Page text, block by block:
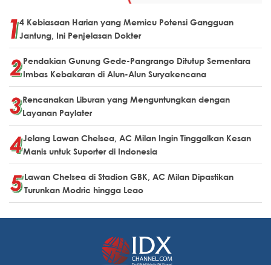
4 Kebiasaan Harian yang Memicu Potensi Gangguan
Jantung, Ini Penjelasan Dokter
Pendakian Gunung Gede-Pangrango Ditutup Sementara
Imbas Kebakaran di Alun-Alun Suryakencana
Rencanakan Liburan yang Menguntungkan dengan
Layanan Paylater
Jelang Lawan Chelsea, AC Milan Ingin Tinggalkan Kesan
Manis untuk Suporter di Indonesia
Lawan Chelsea di Stadion GBK, AC Milan Dipastikan
Turunkan Modric hingga Leao